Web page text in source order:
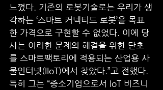
느꼈다. 기존의 로봇기술로는 우리가 생
각하는 ‘스마트 커넥티드 로봇’을 목표
한 가격으로 구현할 수 없었다. 이에 당
사는 이러한 문제의 해결을 위한 단초
를 스마트팩토리에 적용되는 산업용 사
물인터넷(IIoT)에서 찾았다.”고 전했다.
특히 그는 “중소기업으로서 IoT 비즈니